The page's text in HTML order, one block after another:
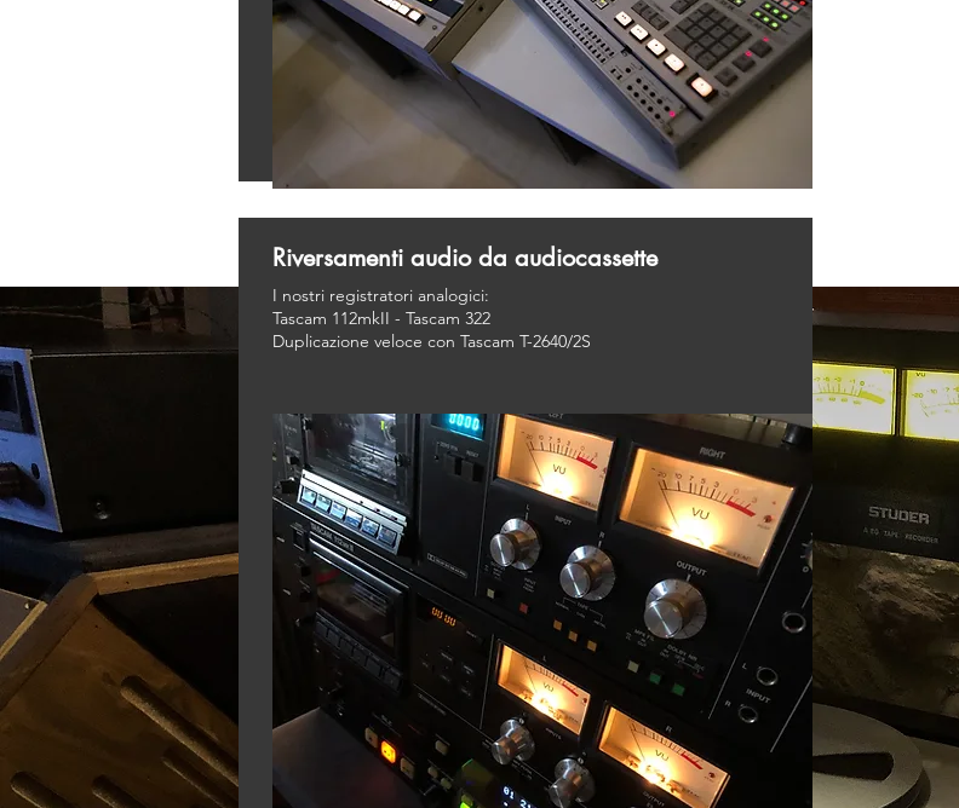
Riversamenti audio da audiocassette
I nostri registratori analogici:
Tascam 112mkII - Tascam 322
Duplicazione veloce con Tascam T-2640/2S